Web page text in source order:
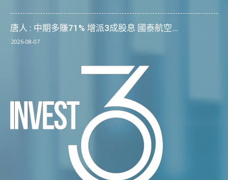
唐人 : 中期多賺71% 增派3成股息 國泰航空...
2026-08-07